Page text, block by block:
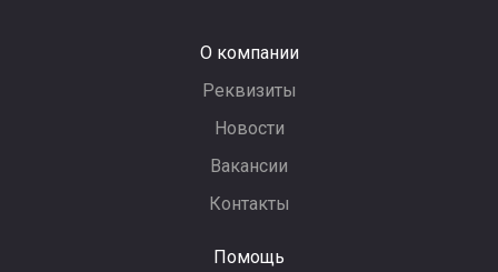
О компании
Реквизиты
Новости
Вакансии
Контакты
Помощь